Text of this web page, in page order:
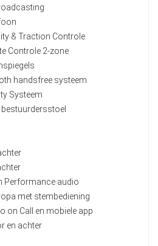
& Traction Controle
Controle 2-zone
handsfree systeem
Systeem
Performance audio
met stembediening
on Call en mobiele app
en achter